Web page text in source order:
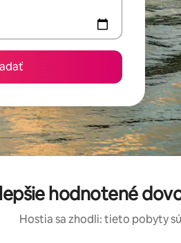
hodnotené
Hostia sa zhodli: tieto pobyty